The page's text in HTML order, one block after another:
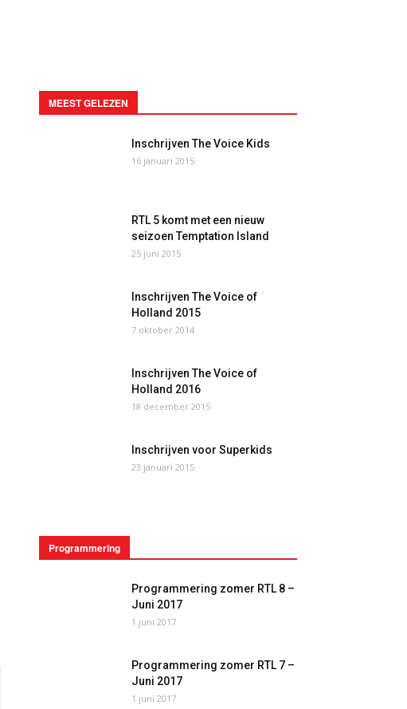
MEEST GELEZEN
Inschrijven The Voice Kids
16 januari 2015
RTL 5 komt met een nieuw
seizoen Temptation Island
25 juni 2015
Inschrijven The Voice of
Holland 2015
7 oktober 2014
Inschrijven The Voice of
Holland 2016
18 december 2015
Inschrijven voor Superkids
23 januari 2015
Programmering
Programmering zomer RTL 8 –
Juni 2017
1 juni 2017
Programmering zomer RTL 7 –
Juni 2017
1 juni 2017